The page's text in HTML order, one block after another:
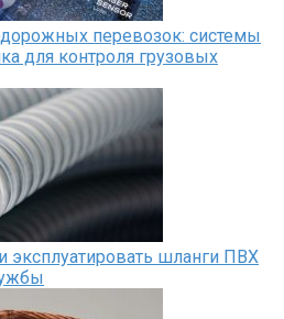
перевозок: системы
для контроля грузовых
эксплуатировать шланги ПВХ